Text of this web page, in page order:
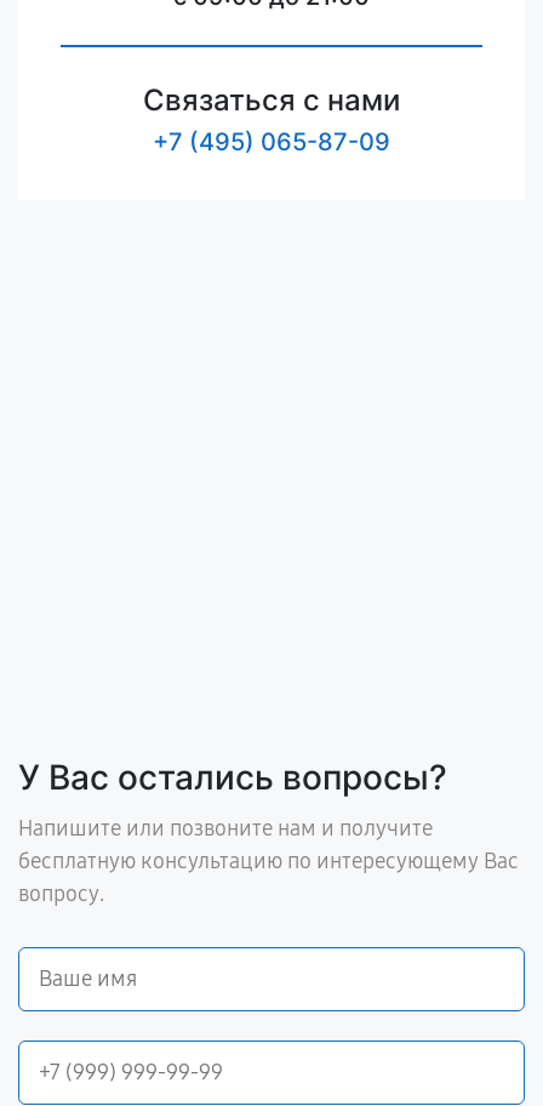
Связаться с нами
+7 (495) 065-87-09
У Вас остались вопросы?
Напишите или позвоните нам и получите
бесплатную консультацию по интересующему Вас
вопросу.